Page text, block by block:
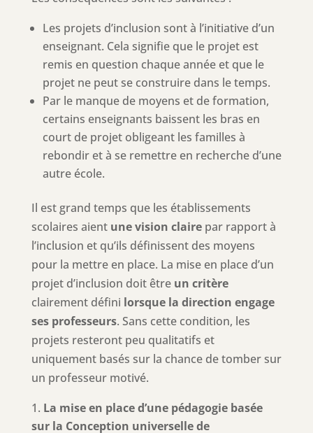
Les projets d’inclusion sont à l’initiative d’un
enseignant. Cela signifie que le projet est
remis en question chaque année et que le
projet ne peut se construire dans le temps.
Par le manque de moyens et de formation,
certains enseignants baissent les bras en
court de projet obligeant les familles à
rebondir et à se remettre en recherche d’une
autre école.
Il est grand temps que les établissements
scolaires aient une vision clairepar rapport à
l’inclusion et qu’ils définissent des moyens
pour la mettre en place. La mise en place d’un
projet d’inclusion doit être un critère
clairement défini lorsque la direction engage
ses professeurs. Sans cette condition, les
projets resteront peu qualitatifs et
uniquement basés sur la chance de tomber sur
un professeur motivé.
La mise en place d’une pédagogie basée
sur la Conception universelle de